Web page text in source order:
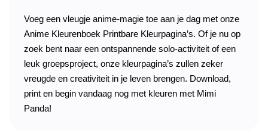
Voeg een vleugje anime-magie toe aan je dag met onze
Anime Kleurenboek Printbare Kleurpagina’s. Of je nu op
zoek bent naar een ontspannende solo-activiteit of een
leuk groepsproject, onze kleurpagina’s zullen zeker
vreugde en creativiteit in je leven brengen. Download,
print en begin vandaag nog met kleuren met Mimi
Panda!